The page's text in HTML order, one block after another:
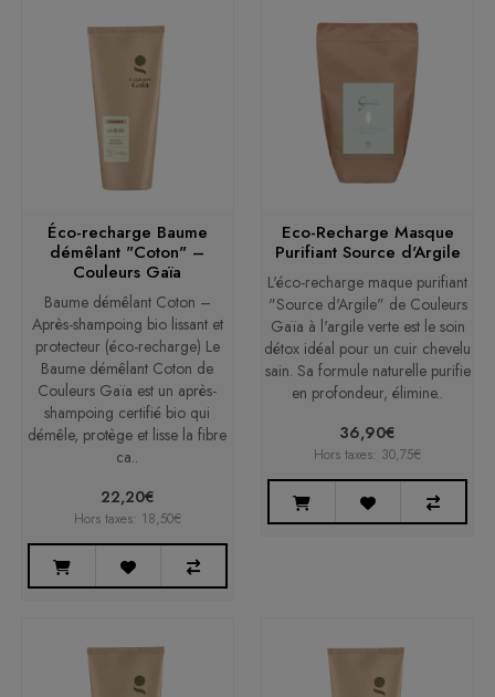
Éco-recharge Baume
démêlant "Coton" –
Couleurs Gaïa
Baume démêlant Coton –
Après-shampoing bio lissant et
protecteur (éco-recharge) Le
Baume démêlant Coton de
Couleurs Gaïa est un après-
shampoing certifié bio qui
démêle, protège et lisse la fibre
ca..
22,20€
Hors taxes: 18,50€
Eco-Recharge Masque
Purifiant Source d'Argile
L'éco-recharge maque purifiant
"Source d'Argile" de Couleurs
Gaïa à l'argile verte est le soin
détox idéal pour un cuir chevelu
sain. Sa formule naturelle purifie
en profondeur, élimine..
36,90€
Hors taxes: 30,75€